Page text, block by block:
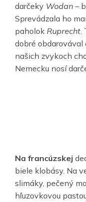
darčeky Wodan –
Sprevádzala ho
paholok Ruprecht
dobré obdarovával
našich zvykoch
Nemecku nosí
Na francúzskej
biele klobásy. Na
slimáky, pečený
hľuzovkovou